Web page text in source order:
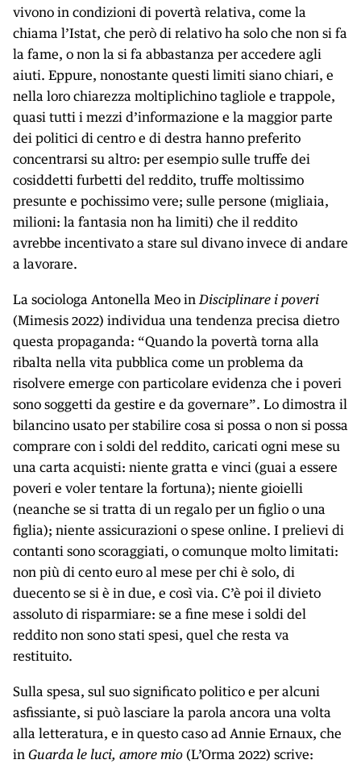
vivono in condizioni di povertà relativa, come la
chiama l’Istat, che però di relativo ha solo che non si fa
la fame, o non la si fa abbastanza per accedere agli
aiuti. Eppure, nonostante questi limiti siano chiari, e
nella loro chiarezza moltiplichino tagliole e trappole,
quasi tutti i mezzi d’informazione e la maggior parte
dei politici di centro e di destra hanno preferito
concentrarsi su altro: per esempio sulle truffe dei
cosiddetti furbetti del reddito, truffe moltissimo
presunte e pochissimo vere; sulle persone (migliaia,
milioni: la fantasia non ha limiti) che il reddito
avrebbe incentivato a stare sul divano invece di andare
a lavorare.
La sociologa Antonella Meo in Disciplinare i poveri
(Mimesis 2022) individua una tendenza precisa dietro
questa propaganda: “Quando la povertà torna alla
ribalta nella vita pubblica come un problema da
risolvere emerge con particolare evidenza che i poveri
sono soggetti da gestire e da governare”. Lo dimostra il
bilancino usato per stabilire cosa si possa o non si possa
comprare con i soldi del reddito, caricati ogni mese su
una carta acquisti: niente gratta e vinci (guai a essere
poveri e voler tentare la fortuna); niente gioielli
(neanche se si tratta di un regalo per un figlio o una
figlia); niente assicurazioni o spese online. I prelievi di
contanti sono scoraggiati, o comunque molto limitati:
non più di cento euro al mese per chi è solo, di
duecento se si è in due, e così via. C’è poi il divieto
assoluto di risparmiare: se a fine mese i soldi del
reddito non sono stati spesi, quel che resta va
restituito.
Sulla spesa, sul suo significato politico e per alcuni
asfissiante, si può lasciare la parola ancora una volta
alla letteratura, e in questo caso ad Annie Ernaux, che
in Guarda le luci, amore mio (L’Orma 2022) scrive: